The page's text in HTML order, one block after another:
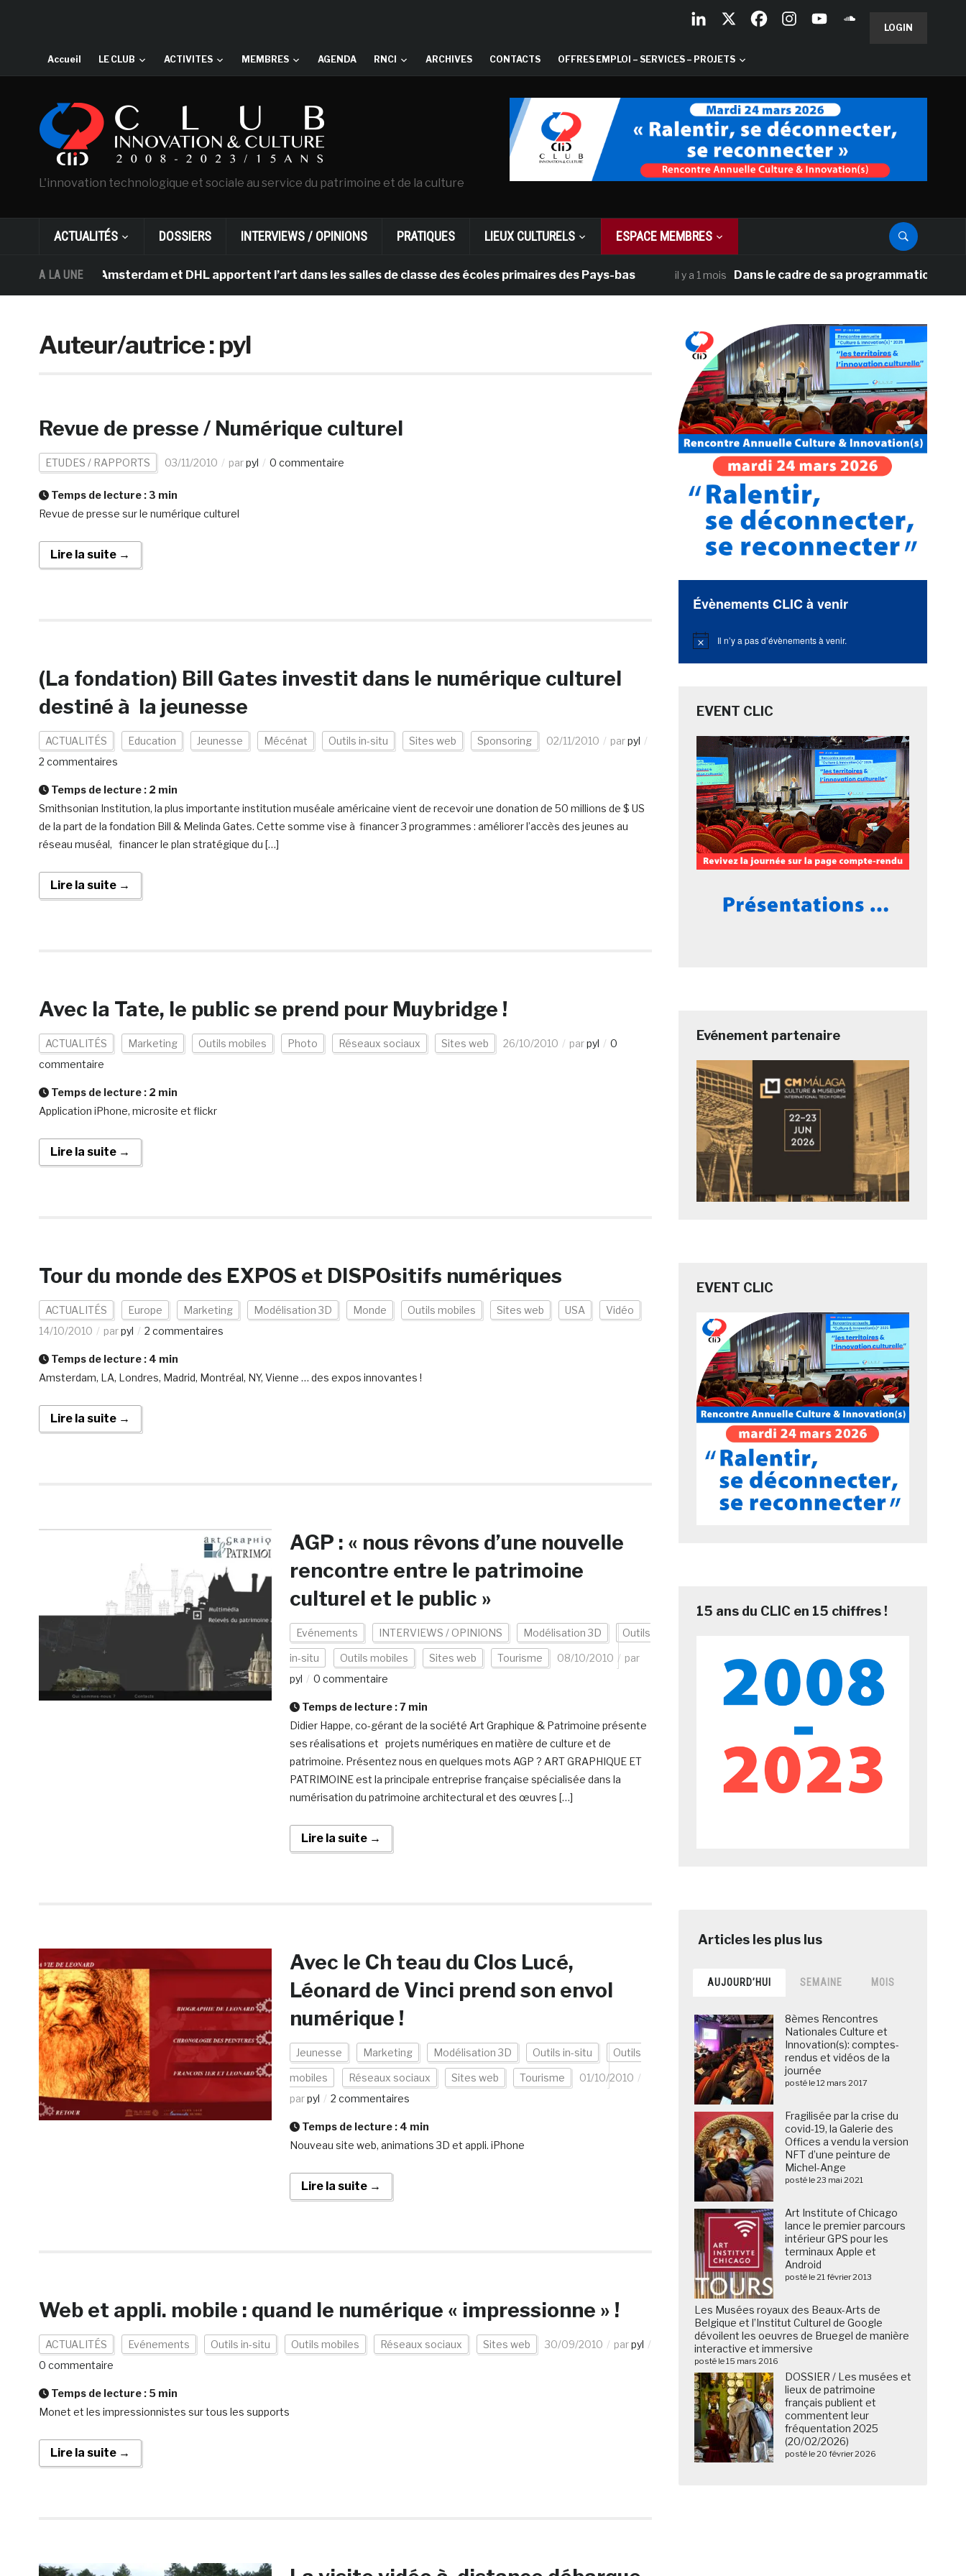
LOGIN
Accueil LE CLUB ACTIVITES MEMBRES AGENDA RNCI ARCHIVES CONTACTS OFFRES EMPLOI – SERVICES – PROJETS
L'innovation technologique et sociale au service du patrimoine et de la culture
ACTUALITÉS DOSSIERS INTERVIEWS / OPINIONS PRATIQUES LIEUX CULTURELS ESPACE MEMBRES
A LA UNE
Gogh d’Amsterdam et DHL apportent l’art dans les salles de classe des écoles primaires des Pays-bas il y a 1 mois Dans le cadre de sa programmation
Auteur/autrice :pyl
Revue de presse / Numérique culturel
ETUDES / RAPPORTS 03/11/2010 parpyl 0 commentaire
Temps de lecture : 3 min
Revue de presse sur le numérique culturel
Lire la suite →
(La fondation) Bill Gates investit dans le numérique culturel
destiné à la jeunesse
ACTUALITÉS Education Jeunesse Mécénat Outils in-situ Sites web Sponsoring 02/11/2010 parpyl
2 commentaires
Temps de lecture : 2 min
Smithsonian Institution, la plus importante institution muséale américaine vient de recevoir une donation de 50 millions de $ US
de la part de la fondation Bill & Melinda Gates. Cette somme vise à financer 3 programmes : améliorer l’accès des jeunes au
réseau muséal, financer le plan stratégique du […]
Lire la suite →
Avec la Tate, le public se prend pour Muybridge !
ACTUALITÉS Marketing Outils mobiles Photo Réseaux sociaux Sites web 26/10/2010 parpyl
0
commentaire
Temps de lecture : 2 min
Application iPhone, microsite et flickr
Lire la suite →
Tour du monde des EXPOS et DISPOsitifs numériques
ACTUALITÉS Europe Marketing Modélisation 3D Monde Outils mobiles Sites web USA
Vidéo
14/10/2010
parpyl 2 commentaires
Temps de lecture : 4 min
Amsterdam, LA, Londres, Madrid, Montréal, NY, Vienne … des expos innovantes !
Lire la suite →
AGP : « nous rêvons d’une nouvelle
rencontre entre le patrimoine
culturel et le public »
Evénements INTERVIEWS / OPINIONS Modélisation 3D Outils
in-situ Outils mobiles Sites web Tourisme 08/10/2010
par
pyl
0 commentaire
Temps de lecture :7 min
Didier Happe, co-gérant de la société Art Graphique & Patrimoine présente
ses réalisations et projets numériques en matière de culture et de
patrimoine. Présentez nous en quelques mots AGP ? ART GRAPHIQUE ET
PATRIMOINE est la principale entreprise française spécialisée dans la
numérisation du patrimoine architectural et des œuvres […]
Lire la suite →
Avec le Ch teau du Clos Lucé,
Léonard de Vinci prend son envol
numérique !
Jeunesse Marketing Modélisation 3D Outils in-situ Outils
mobiles Réseaux sociaux Sites web Tourisme
01/10/2010
parpyl 2 commentaires
Temps de lecture : 4 min
Nouveau site web, animations 3D et appli. iPhone
Lire la suite →
Web et appli. mobile : quand le numérique « impressionne » !
ACTUALITÉS Evénements Outils in-situ Outils mobiles Réseaux sociaux Sites web 30/09/2010 parpyl
0 commentaire
Temps de lecture : 5 min
Monet et les impressionnistes sur tous les supports
Lire la suite →
Évènements CLIC à venir
Notice Il n’y a pas d’évènements à venir.
EVENT CLIC
Evénement partenaire
EVENT CLIC
15 ans du CLIC en 15 chiffres !
AUJOURD’HUI SEMAINE MOIS
8èmes Rencontres
Nationales Culture et
Innovation(s): comptes-
rendus et vidéos de la
journée
posté le 12 mars 2017
Fragilisée par la crise du
covid-19, la Galerie des
Offices a vendu la version
NFT d’une peinture de
Michel-Ange
posté le 23 mai 2021
Art Institute of Chicago
lance le premier parcours
intérieur GPS pour les
terminaux Apple et
Android
posté le 21 février 2013
Les Musées royaux des Beaux-Arts de
Belgique et l’Institut Culturel de Google
dévoilent les oeuvres de Bruegel de manière
interactive et immersive
posté le 15 mars 2016
DOSSIER / Les musées et
lieux de patrimoine
français publient et
commentent leur
fréquentation 2025
(20/02/2026)
posté le 20 février 2026